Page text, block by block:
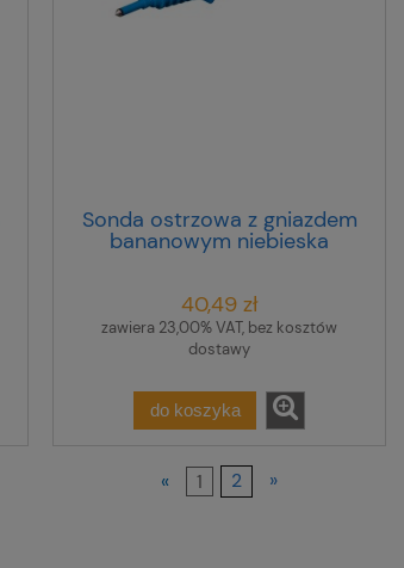
Sonda ostrzowa z gniazdem
bananowym niebieska
WASONBUOGB1
40,49 zł
zawiera 23,00% VAT, bez kosztów
dostawy
do koszyka
« 1 2 »